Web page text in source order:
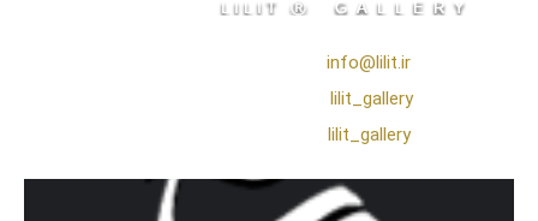
info@lilit.ir
lilit_gallery
lilit_gallery